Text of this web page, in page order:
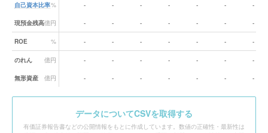
自己資本比率% - - - - - - -
現預金残高億円 - - - - - - -
ROE % - - - - - - -
のれん 億円 - - - - - - -
無形資産 億円 - - - - - - -
データについてCSVを取得する
有価証券報告書などの公開情報をもとに作成しています。数値の正確性・最新性は